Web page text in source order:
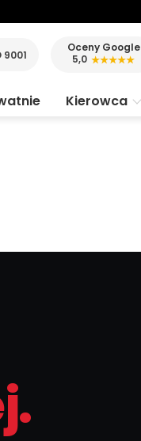
Oceny Google
5,0 ★★★★★
Kierowca